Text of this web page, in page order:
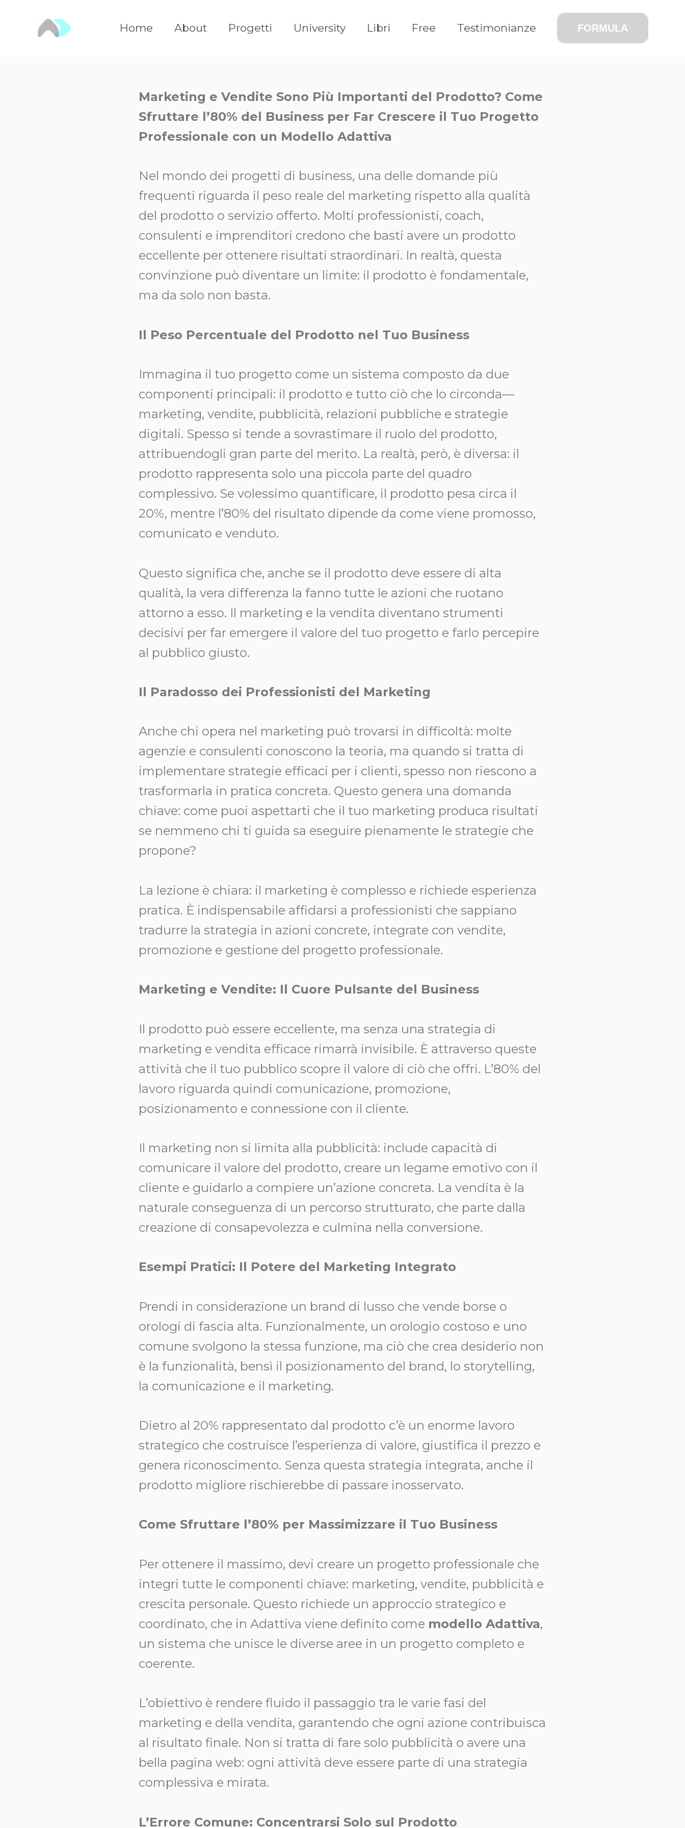
Home About Progetti University Libri Free Testimonianze FORMULA
Marketing e Vendite Sono Più Importanti del Prodotto? Come
Sfruttare l’80% del Business per Far Crescere il Tuo Progetto
Professionale con un Modello Adattiva
Nel mondo dei progetti di business, una delle domande più
frequenti riguarda il peso reale del marketing rispetto alla qualità
del prodotto o servizio offerto. Molti professionisti, coach,
consulenti e imprenditori credono che basti avere un prodotto
eccellente per ottenere risultati straordinari. In realtà, questa
convinzione può diventare un limite: il prodotto è fondamentale,
ma da solo non basta.
Il Peso Percentuale del Prodotto nel Tuo Business
Immagina il tuo progetto come un sistema composto da due
componenti principali: il prodotto e tutto ciò che lo circonda—
marketing, vendite, pubblicità, relazioni pubbliche e strategie
digitali. Spesso si tende a sovrastimare il ruolo del prodotto,
attribuendogli gran parte del merito. La realtà, però, è diversa: il
prodotto rappresenta solo una piccola parte del quadro
complessivo. Se volessimo quantificare, il prodotto pesa circa il
20%, mentre l’80% del risultato dipende da come viene promosso,
comunicato e venduto.
Questo significa che, anche se il prodotto deve essere di alta
qualità, la vera differenza la fanno tutte le azioni che ruotano
attorno a esso. Il marketing e la vendita diventano strumenti
decisivi per far emergere il valore del tuo progetto e farlo percepire
al pubblico giusto.
Il Paradosso dei Professionisti del Marketing
Anche chi opera nel marketing può trovarsi in difficoltà: molte
agenzie e consulenti conoscono la teoria, ma quando si tratta di
implementare strategie efficaci per i clienti, spesso non riescono a
trasformarla in pratica concreta. Questo genera una domanda
chiave: come puoi aspettarti che il tuo marketing produca risultati
se nemmeno chi ti guida sa eseguire pienamente le strategie che
propone?
La lezione è chiara: il marketing è complesso e richiede esperienza
pratica. È indispensabile affidarsi a professionisti che sappiano
tradurre la strategia in azioni concrete, integrate con vendite,
promozione e gestione del progetto professionale.
Marketing e Vendite: Il Cuore Pulsante del Business
Il prodotto può essere eccellente, ma senza una strategia di
marketing e vendita efficace rimarrà invisibile. È attraverso queste
attività che il tuo pubblico scopre il valore di ciò che offri. L’80% del
lavoro riguarda quindi comunicazione, promozione,
posizionamento e connessione con il cliente.
Il marketing non si limita alla pubblicità: include capacità di
comunicare il valore del prodotto, creare un legame emotivo con il
cliente e guidarlo a compiere un’azione concreta. La vendita è la
naturale conseguenza di un percorso strutturato, che parte dalla
creazione di consapevolezza e culmina nella conversione.
Esempi Pratici: Il Potere del Marketing Integrato
Prendi in considerazione un brand di lusso che vende borse o
orologi di fascia alta. Funzionalmente, un orologio costoso e uno
comune svolgono la stessa funzione, ma ciò che crea desiderio non
è la funzionalità, bensì il posizionamento del brand, lo storytelling,
la comunicazione e il marketing.
Dietro al 20% rappresentato dal prodotto c’è un enorme lavoro
strategico che costruisce l’esperienza di valore, giustifica il prezzo e
genera riconoscimento. Senza questa strategia integrata, anche il
prodotto migliore rischierebbe di passare inosservato.
Come Sfruttare l’80% per Massimizzare il Tuo Business
Per ottenere il massimo, devi creare un progetto professionale che
integri tutte le componenti chiave: marketing, vendite, pubblicità e
crescita personale. Questo richiede un approccio strategico e
coordinato, che in Adattiva viene definito come modello Adattiva,
un sistema che unisce le diverse aree in un progetto completo e
coerente.
L’obiettivo è rendere fluido il passaggio tra le varie fasi del
marketing e della vendita, garantendo che ogni azione contribuisca
al risultato finale. Non si tratta di fare solo pubblicità o avere una
bella pagina web: ogni attività deve essere parte di una strategia
complessiva e mirata.
L’Errore Comune: Concentrarsi Solo sul Prodotto